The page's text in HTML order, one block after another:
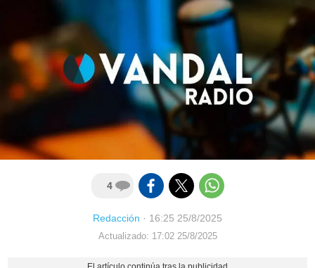
4
Redacción · 16:25 25/8/2025
Actualizado: 17:02 25/8/2025